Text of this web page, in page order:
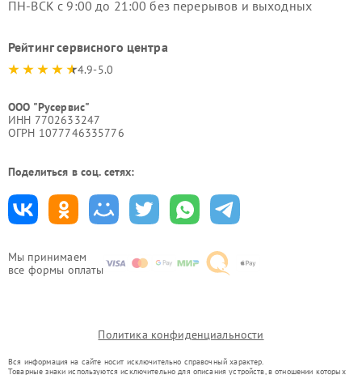
Мы принимаем
все формы оплаты
ПН-ВСК с 9:00 до 21:00 без перерывов и выходных
Рейтинг сервисного центра
4.9-5.0
ООО "Русервис"
ИНН 7702633247
ОГРН 1077746335776
Поделиться в соц. сетях:
Политика конфиденциальности
Вся информация на сайте носит исключительно справочный характер.
Товарные знаки используются исключительно для описания устройств, в отношении которых